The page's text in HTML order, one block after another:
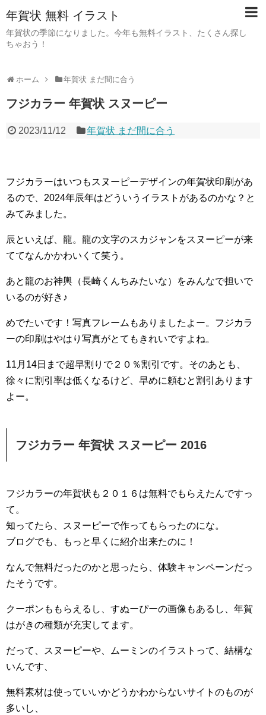
年賀状 無料 イラスト
年賀状の季節になりました。今年も無料イラスト、たくさん探し
ちゃおう！
ホーム 年賀状 まだ間に合う
フジカラー 年賀状 スヌーピー
2023/11/12 年賀状 まだ間に合う
フジカラーはいつもスヌーピーデザインの年賀状印刷があ
るので、2024年辰年はどういうイラストがあるのかな？と
みてみました。
辰といえば、龍。龍の文字のスカジャンをスヌーピーが来
ててなんかかわいくて笑う。
あと龍のお神輿（長崎くんちみたいな）をみんなで担いで
いるのが好き♪
めでたいです！写真フレームもありましたよー。フジカラ
ーの印刷はやはり写真がとてもきれいですよね。
11月14日まで超早割りで２０％割引です。そのあとも、
徐々に割引率は低くなるけど、早めに頼むと割引あります
よー。
フジカラー 年賀状 スヌーピー 2016
フジカラーの年賀状も２０１６は無料でもらえたんですっ
て。
知ってたら、スヌーピーで作ってもらったのにな。
ブログでも、もっと早くに紹介出来たのに！
なんで無料だったのかと思ったら、体験キャンペーンだっ
たそうです。
クーポンももらえるし、すぬーぴーの画像もあるし、年賀
はがきの種類が充実してます。
だって、スヌーピーや、ムーミンのイラストって、結構な
いんです、
無料素材は使っていいかどうかわからないサイトのものが
多いし、